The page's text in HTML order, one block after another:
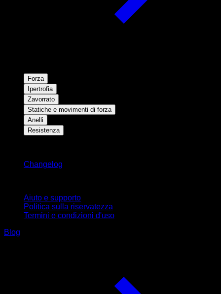
Forza
Ipertrofia
Zavorrato
Statiche e movimenti di forza
Anelli
Resistenza
Changelog
Aiuto e supporto
Politica sulla riservatezza
Termini e condizioni d'uso
Blog